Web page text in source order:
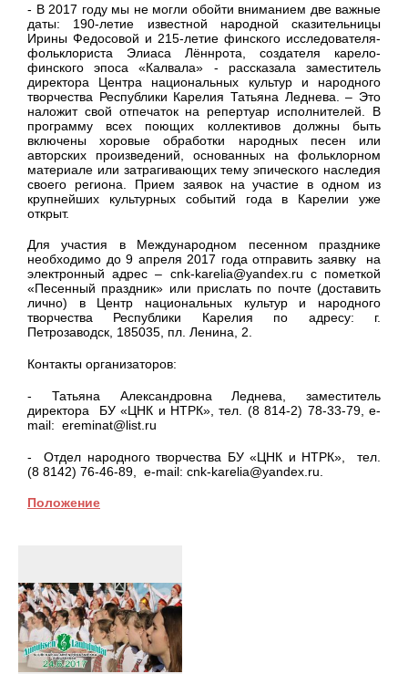
- В 2017 году мы не могли обойти вниманием две важные
даты: 190-летие известной народной сказительницы
Ирины Федосовой и 215-летие финского исследователя-
фольклориста Элиаса Лённрота, создателя карело-
финского эпоса «Калвала» - рассказала заместитель
директора Центра национальных культур и народного
творчества Республики Карелия Татьяна Леднева. – Это
наложит свой отпечаток на репертуар исполнителей. В
программу всех поющих коллективов должны быть
включены хоровые обработки народных песен или
авторских произведений, основанных на фольклорном
материале или затрагивающих тему эпического наследия
своего региона. Прием заявок на участие в одном из
крупнейших культурных событий года в Карелии уже
открыт.
Для участия в Международном песенном празднике
необходимо до 9 апреля 2017 года отправить заявку на
электронный адрес – cnk-karelia@yandex.ru с пометкой
«Песенный праздник» или прислать по почте (доставить
лично) в Центр национальных культур и народного
творчества Республики Карелия по адресу: г.
Петрозаводск, 185035, пл. Ленина, 2.
Контакты организаторов:
- Татьяна Александровна Леднева, заместитель
директора БУ «ЦНК и НТРК», тел. (8 814-2) 78-33-79, e-
mail: ereminat@list.ru
- Отдел народного творчества БУ «ЦНК и НТРК», тел.
(8 8142) 76-46-89, e-mail: cnk-karelia@yandex.ru.
Положение